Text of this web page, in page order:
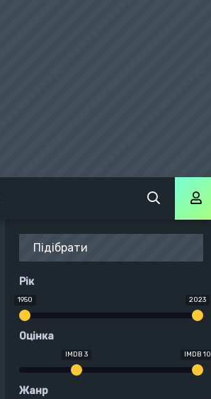
Підібрати
Рік
1950 2023
Оцінка
IMDB 3 IMDB 10
Жанр